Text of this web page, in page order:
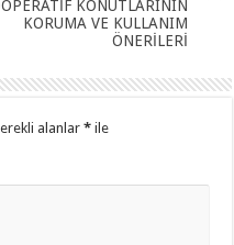
KONUTLARININ
KORUMA VE KULLANIM
ÖNERİLERİ
alanlar* ile